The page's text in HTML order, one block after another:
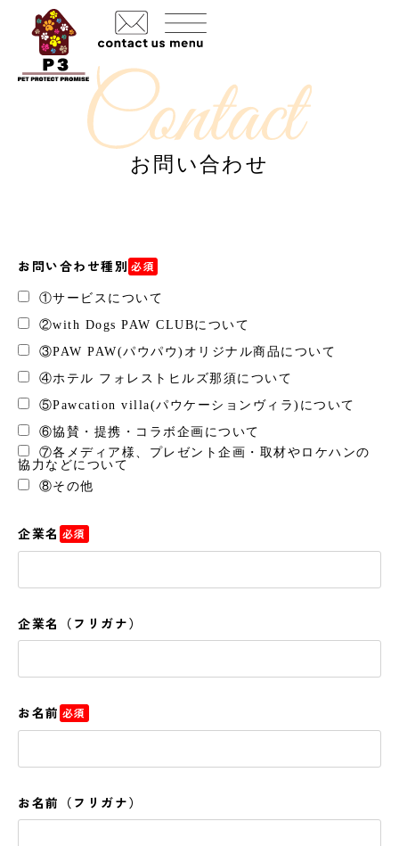
お問い合わせ
お問い合わせ種別 必須
①サービスについて
②with Dogs PAW CLUBについて
③PAW PAW(パウパウ)オリジナル商品について
④ホテル フォレストヒルズ那須について
⑤Pawcation villa(パウケーションヴィラ)について
⑥協賛・提携・コラボ企画について
⑦各メディア様、プレゼント企画・取材やロケハンの
協力などについて
⑧その他
企業名 必須
企業名（フリガナ）
お名前 必須
お名前（フリガナ）